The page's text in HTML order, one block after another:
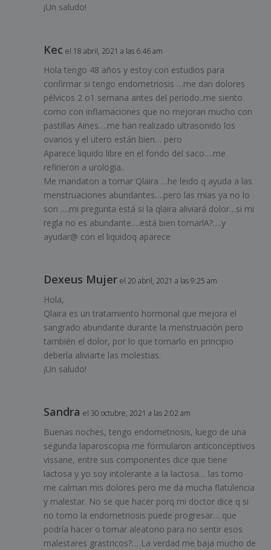
¡Un saludo!
Kec el 18 abril, 2021 a las 6:46 am
Hola tengo 48 años y estoy con estudios para
confirmar si tengo endometriosis …me dan dolores
pélvicos 2 o1 semana antes del periodo..me siento
como con inflamaciones que no mejoran mucho con
pastillas Aines….me han realizado ultrasonido los
ovarios y el utero están bien… pero
Aparece liquido libre en el fondo del saco….me
refirieron a urologia..
Me mandaton a tomar Qlaira …he leido q ayuda a las
menstruaciones abundantes….pero las mias ya no lo
son ….mi pregunta está si la qlaira aliviará dolor…si mi
regla no es abundante….está bien tomarlA?….y
ayudar@ con el liquidoq aparece
Dexeus Mujer el 20 abril, 2021 a las 9:25 am
Hola,
Qlaira es un tratamiento hormonal que mejora el
sangrado abundante durante la menstruación pero
también el dolor, por lo que tomarlo en principio
debería aliviarte las molestias.
¡Un saludo!
Sandra el 30 octubre, 2021 a las 2:02 am
Buenas noches, tengo endometriosis, luego de una
segunda laparoscopia me formularon anticonceptivos
vissane, entre sus componentes dice que tiene
lactosa y yo soy intolerante a la lactosa… las tomo
me calman mis dolores pero me da mucha flatulencia
y malestar. No se que hacer porq mi doctor dice q si
no tomo la endometriosis puede progresar… que
podría hacer o tomar aleatorio para no sentir esos
malestares grastricos?… La verdad me baja mucho de